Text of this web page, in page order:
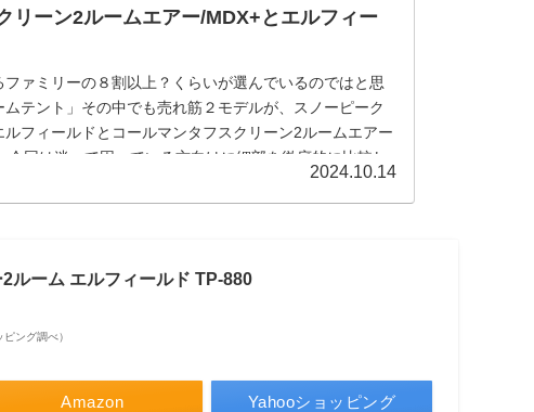
リーン2ルームエアー/MDX+とエルフィー
ァミリーの８割以上？くらいが選んでいるのではと思
テント」その中でも売れ筋２モデルが、スノーピーク
フィールドとコールマンタフスクリーン2ルームエアー
今回は迷って困っている方向けに細部を徹底的に比較し
2024.10.14
ルーム エルフィールド TP-880
ング調べ）
Amazon Yahooショッピング